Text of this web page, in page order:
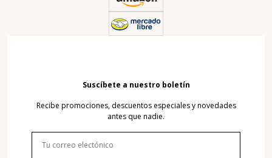
Suscíbete a nuestro boletín
Recibe promociones, descuentos especiales y novedades
antes que nadie.